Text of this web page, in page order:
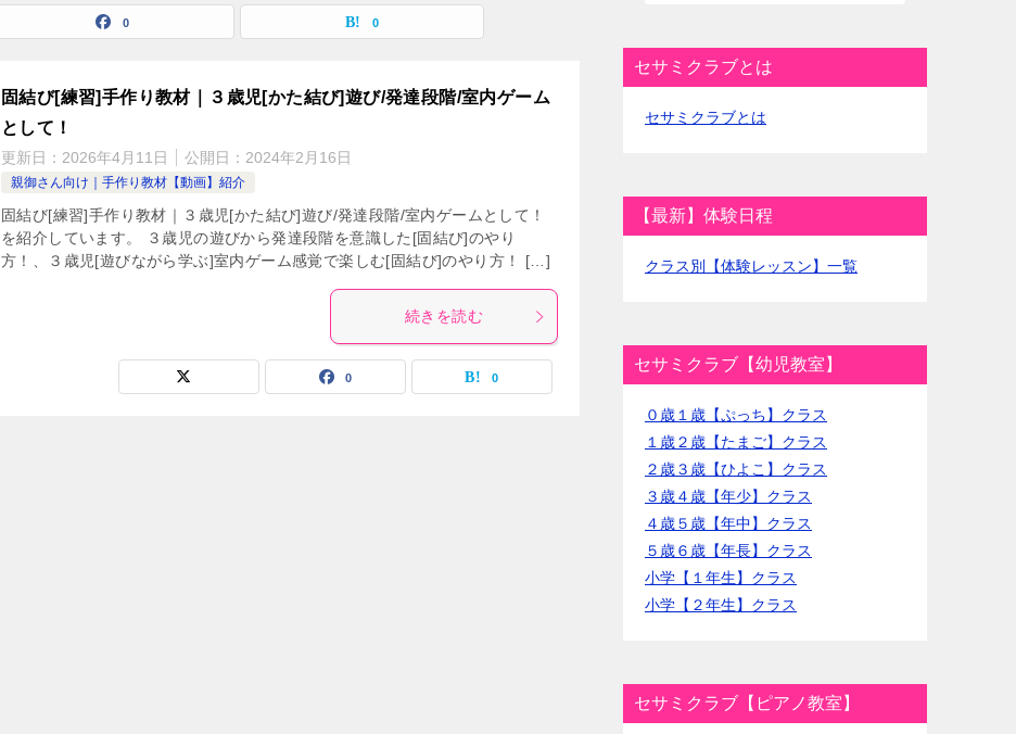
0 0
固結び[練習]手作り教材｜３歳児[かた結び]遊び/発達段階/室内ゲーム
として！
更新日： 2026年4月11日 公開日： 2024年2月16日
親御さん向け｜手作り教材【動画】紹介
固結び[練習]手作り教材｜３歳児[かた結び]遊び/発達段階/室内ゲームとして！
を紹介しています。 ３歳児の遊びから発達段階を意識した[固結び]のやり
方！、３歳児[遊びながら学ぶ]室内ゲーム感覚で楽しむ[固結び]のやり方！ […]
続きを読む
0 0
セサミクラブとは
セサミクラブとは
【最新】体験日程
クラス別【体験レッスン】一覧
セサミクラブ【幼児教室】
０歳１歳【ぷっち】クラス
１歳２歳【たまご】クラス
２歳３歳【ひよこ】クラス
３歳４歳【年少】クラス
４歳５歳【年中】クラス
５歳６歳【年長】クラス
小学【１年生】クラス
小学【２年生】クラス
セサミクラブ【ピアノ教室】